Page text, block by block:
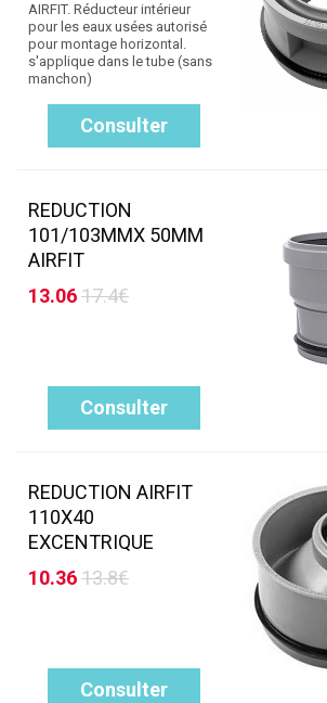
AIRFIT. Réducteur intérieur
pour les eaux usées autorisé
pour montage horizontal.
s'applique dans le tube (sans
manchon)
Consulter
REDUCTION
101/103MMX 50MM
AIRFIT
13.0617.4€
Consulter
REDUCTION AIRFIT
110X40
EXCENTRIQUE
10.3613.8€
Consulter